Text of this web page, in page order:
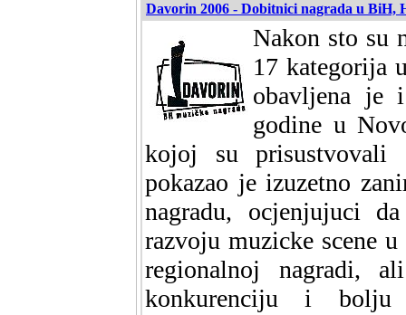
Davorin 2006 - Dobitnici nagrada u BiH,
Nakon sto su
17 kategorija
obavljena je
godine u
kojoj su prisustvovali
pokazao je izuzetno
nagradu, ocjenjujuci
razvoju muzicke scene
regionalnoj nagradi,
konkurenciju i bolju